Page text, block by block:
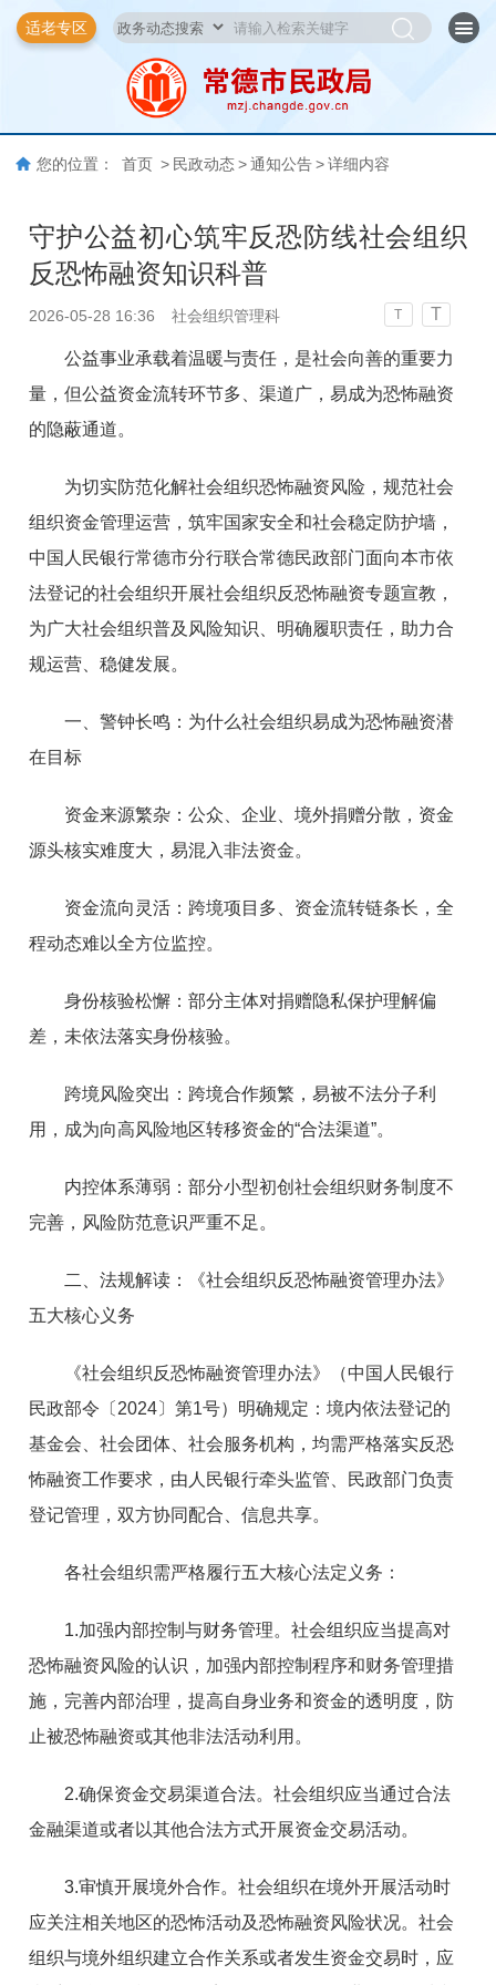
适老专区
您的位置： 首页 > 民政动态 > 通知公告 > 详细内容
守护公益初心筑牢反恐防线社会组织
反恐怖融资知识科普
2026-05-28 16:36 社会组织管理科 T T
公益事业承载着温暖与责任，是社会向善的重要力
量，但公益资金流转环节多、渠道广，易成为恐怖融资
的隐蔽通道。
为切实防范化解社会组织恐怖融资风险，规范社会
组织资金管理运营，筑牢国家安全和社会稳定防护墙，
中国人民银行常德市分行联合常德民政部门面向本市依
法登记的社会组织开展社会组织反恐怖融资专题宣教，
为广大社会组织普及风险知识、明确履职责任，助力合
规运营、稳健发展。
一、警钟长鸣：为什么社会组织易成为恐怖融资潜
在目标
资金来源繁杂：公众、企业、境外捐赠分散，资金
源头核实难度大，易混入非法资金。
资金流向灵活：跨境项目多、资金流转链条长，全
程动态难以全方位监控。
身份核验松懈：部分主体对捐赠隐私保护理解偏
差，未依法落实身份核验。
跨境风险突出：跨境合作频繁，易被不法分子利
用，成为向高风险地区转移资金的“合法渠道”。
内控体系薄弱：部分小型初创社会组织财务制度不
完善，风险防范意识严重不足。
二、法规解读：《社会组织反恐怖融资管理办法》
五大核心义务
《社会组织反恐怖融资管理办法》（中国人民银行
民政部令〔2024〕第1号）明确规定：境内依法登记的
基金会、社会团体、社会服务机构，均需严格落实反恐
怖融资工作要求，由人民银行牵头监管、民政部门负责
登记管理，双方协同配合、信息共享。
各社会组织需严格履行五大核心法定义务：
1.加强内部控制与财务管理。社会组织应当提高对
恐怖融资风险的认识，加强内部控制程序和财务管理措
施，完善内部治理，提高自身业务和资金的透明度，防
止被恐怖融资或其他非法活动利用。
2.确保资金交易渠道合法。社会组织应当通过合法
金融渠道或者以其他合法方式开展资金交易活动。
3.审慎开展境外合作。社会组织在境外开展活动时
应关注相关地区的恐怖活动及恐怖融资风险状况。社会
组织与境外组织建立合作关系或者发生资金交易时，应